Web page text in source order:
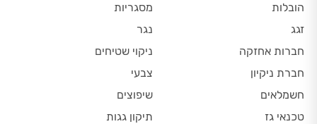
הובלות
זגג
חברות אחזקה
חברת ניקיון
חשמלאים
טכנאי גז
מסגריות
נגר
ניקוי שטיחים
צבעי
שיפוצים
תיקון גגות